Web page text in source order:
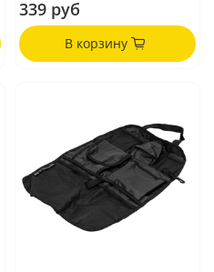
339 руб
В корзину